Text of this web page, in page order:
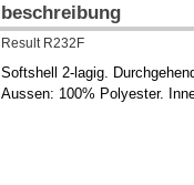
beschreibung
Result R232F
Softshell 2-lagig.
Aussen: 100% Polyester.